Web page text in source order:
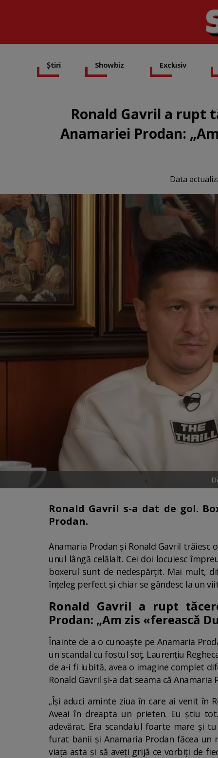
Știri Showbiz Exclusiv
Ronald Gavril a rupt
Anamariei Prodan:
Data
Ronald Gavril s-a dat de gol.
Prodan.
Anamaria Prodan și Ronald Gavril
unul lângă celălalt. Cei doi locuiesc
boxerul sunt de nedespărțit. Mai mult,
înțeleg perfect și chiar se gândesc la un
Ronald Gavril a rupt
Prodan: „Am zis «ferească
Înainte de a o cunoaște pe Anamaria
un scandal cu fostul soț, Laurențiu
de a-i fi iubită, avea o imagine complet
Ronald Gavril și-a dat seama că
„Își aduci aminte ziua în care ai venit în
Aveai în dreapta un prieten. Eu știu
adevărat. Era scandalul foarte mare și
furat banii și Anamaria Prodan făcea un
viața asta și să aveți grijă ce vorbiți de